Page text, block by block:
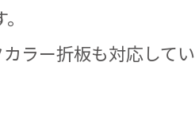
ラー折板も対応してい